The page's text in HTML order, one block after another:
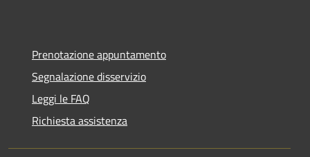
Prenotazione appuntamento
Segnalazione disservizio
Leggi le FAQ
Richiesta assistenza